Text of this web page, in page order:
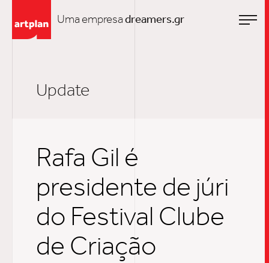
Uma empresadreamers.gr
Update
Rafa Gil é
presidente de júri
do Festival Clube
de Criação